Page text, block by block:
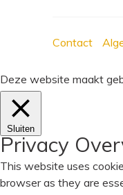
Contact
Deze website maakt
Sluiten
Privacy
This website uses
browser as they are